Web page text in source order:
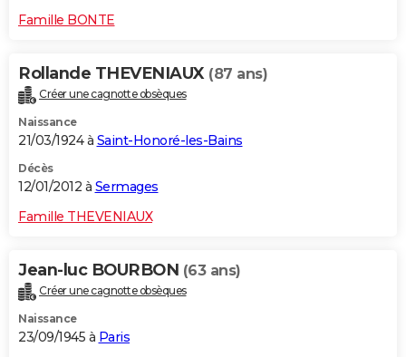
Famille BONTE
Rollande THEVENIAUX (87 ans)
Créer une cagnotte obsèques
Naissance
21/03/1924 à Saint-Honoré-les-Bains
Décès
12/01/2012 à Sermages
Famille THEVENIAUX
Jean-luc BOURBON (63 ans)
Créer une cagnotte obsèques
Naissance
23/09/1945 à Paris